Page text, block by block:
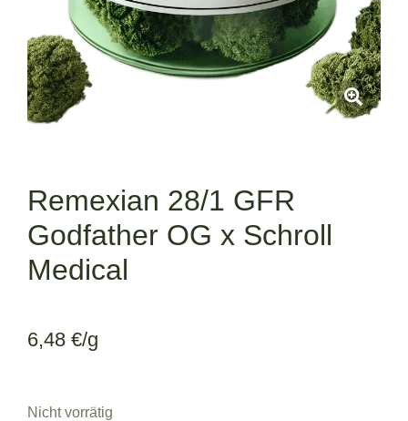
Remexian 28/1 GFR
Godfather OG x Schroll
Medical
6,48 €/g
Nicht vorrätig